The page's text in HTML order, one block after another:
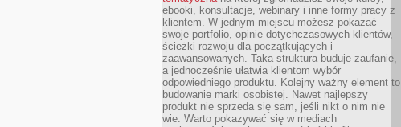
ebooki, konsultacje, webinary i inne formy pracy z
klientem. W jednym miejscu możesz pokazać
swoje portfolio, opinie dotychczasowych klientów,
ścieżki rozwoju dla początkujących i
zaawansowanych. Taka struktura buduje zaufanie,
a jednocześnie ułatwia klientom wybór
odpowiedniego produktu. Kolejny ważny element to
budowanie marki osobistej. Nawet najlepszy
produkt nie sprzeda się sam, jeśli nikt o nim nie
wie. Warto pokazywać się w mediach